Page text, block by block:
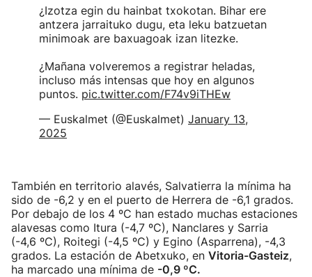
¿Izotza egin du hainbat txokotan. Bihar ere
antzera jarraituko dugu, eta leku batzuetan
minimoak are baxuagoak izan litezke.
¿Mañana volveremos a registrar heladas,
incluso más intensas que hoy en algunos
puntos. pic.twitter.com/F74v9iTHEw
— Euskalmet (@Euskalmet) January 13,
2025
También en territorio alavés, Salvatierra la mínima ha
sido de -6,2 y en el puerto de Herrera de -6,1 grados.
Por debajo de los 4 ºC han estado muchas estaciones
alavesas como Itura (-4,7 ºC), Nanclares y Sarria
(-4,6 ºC), Roitegi (-4,5 ºC) y Egino (Asparrena), -4,3
grados. La estación de Abetxuko, en Vitoria-Gasteiz,
ha marcado una mínima de -0,9 ºC.